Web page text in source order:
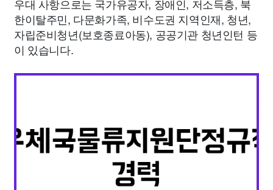
우대 사항으로는 국가유공자, 장애인, 저소득층, 북
한이탈주민, 다문화가족, 비수도권 지역인재, 청년,
자립준비청년(보호종료아동), 공공기관 청년인턴 등
이 있습니다.